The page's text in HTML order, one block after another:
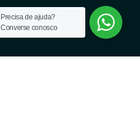
Precisa de ajuda?
Converse conosco